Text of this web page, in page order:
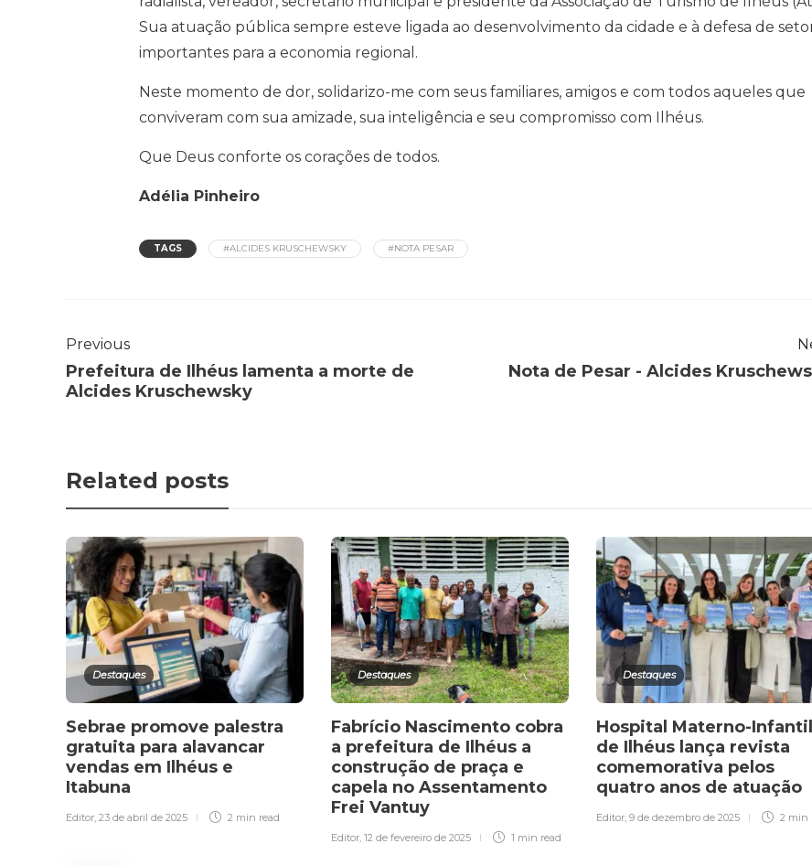
Sua atuação pública sempre esteve ligada ao desenvolvimento da cidade e à defesa de
importantes para a economia regional.
Neste momento de dor, solidarizo-me com seus familiares, amigos e com todos aqueles que
conviveram com sua amizade, sua inteligência e seu compromisso com Ilhéus.
Que Deus conforte os corações de todos.
Adélia Pinheiro
TAGS #ALCIDES KRUSCHEWSKY #NOTA PESAR
Previous
Prefeitura de Ilhéus lamenta a morte de
Alcides Kruschewsky
Nota de Pesar - Alcides
Related posts
Destaques
Sebrae promove palestra
gratuita para alavancar
vendas em Ilhéus e
Itabuna
Editor 23 de abril de 2025 2 min read
Destaques
Fabrício Nascimento cobra
a prefeitura de Ilhéus a
construção de praça e
capela no Assentamento
Frei Vantuy
Editor 12 de fevereiro de 2025 1 min read
Destaques
Hospital Materno-Infantil
de Ilhéus lança revista
comemorativa pelos
quatro anos de atuação
Editor 9 de dezembro de 2025 2 min